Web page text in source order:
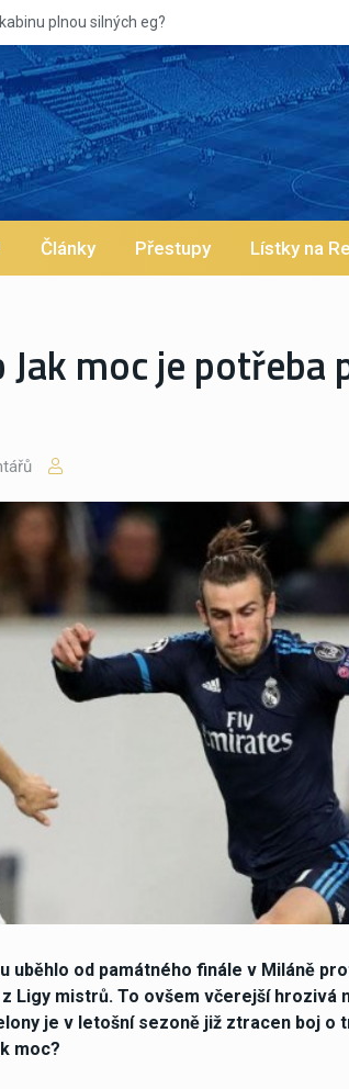
eg?
Články Přestupy Lístky na
Jak moc je
uběhlo od památného finále v Miláně
Ligy mistrů. To ovšem včerejší hrozivá
je v letošní sezoně již ztracen boj
moc?